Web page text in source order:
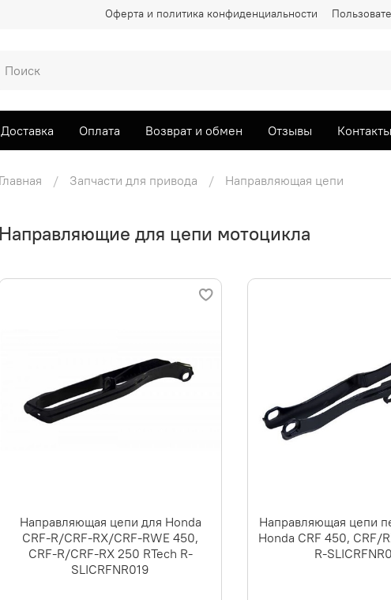
Оферта и политика конфиденциальности
Доставка Оплата Возврат и обмен Отзывы Контакты
Главная Запчасти для привода Направляющая цепи
Направляющие для цепи мотоцикла
Направляющая цепи для Honda
CRF-R/CRF-RX/CRF-RWE 450,
CRF-R/CRF-RX 250 RTech R-
SLICRFNR019
Направляющая цепи
Honda CRF 450, CRF/
R-